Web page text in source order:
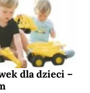
dla dzieci –